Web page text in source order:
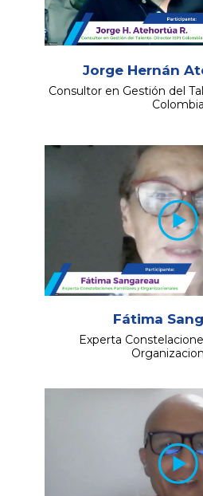
Jorge Hernán
Consultor en Gestión del
Colombia
Fátima
Experta